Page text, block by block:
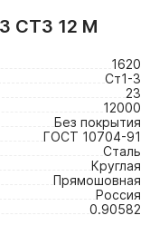
СТ3 12 М
1620
Ст1-3
23
12000
Без покрытия
ГОСТ 10704-91
Сталь
Круглая
Прямошовная
Россия
0.90582